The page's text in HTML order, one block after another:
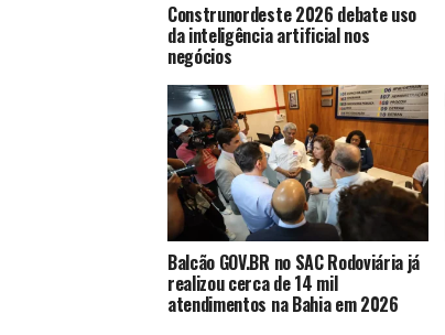
Construnordeste 2026 debate uso
da inteligência artificial nos
negócios
Balcão GOV.BR no SAC Rodoviária já
realizou cerca de 14 mil
atendimentos na Bahia em 2026